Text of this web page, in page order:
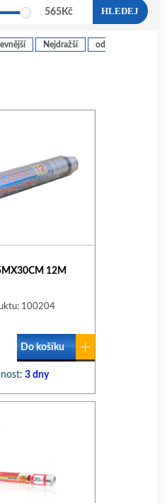
565 Kč HLEDEJ
Nejdražší
od
12Μ
100204
Do košíku
3 dny